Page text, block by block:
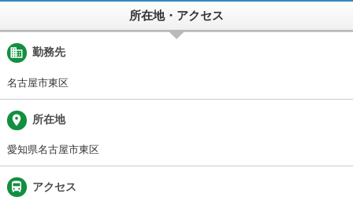
所在地・アクセス
business 勤務先
名古屋市東区
place 所在地
愛知県名古屋市東区
directions_bus アクセス